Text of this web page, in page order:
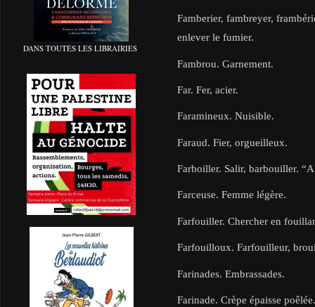
DANS TOUTES LES LIBRAIRIES
Famberier, fambreyer,
enlever le fumier.
Fambrou. Garnement.
Far. Fer, acier.
Faramineux. Nuisible.
Faraud. Fier, orgueilleux.
Farboiller. Salir, barbouiller.
Farceuse. Femme légère.
Farfouiller. Chercher en
Farfouilloux. Farfouilleur,
Farinades. Embrassades.
Farinade. Crèpe épaisse poêlée.